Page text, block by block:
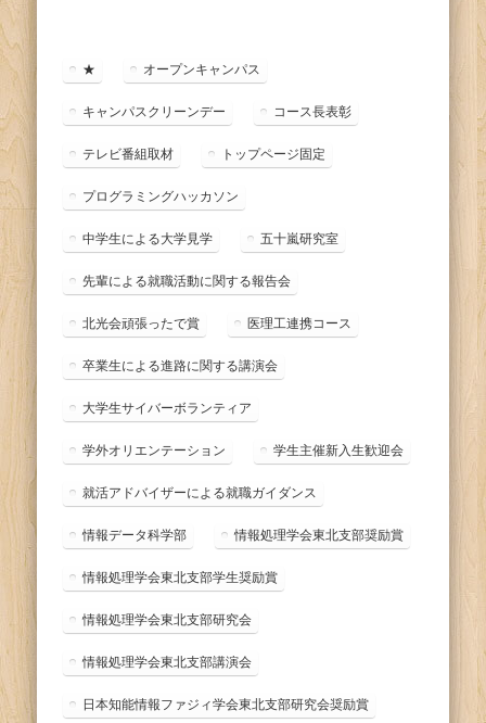
ー ★ オープンキャンパス
キャンパスクリーンデー コース長表彰
テレビ番組取材 トップページ固定
プログラミングハッカソン
中学生による大学見学 五十嵐研究室
先輩による就職活動に関する報告会
北光会頑張ったで賞 医理工連携コース
卒業生による進路に関する講演会
大学生サイバーボランティア
学外オリエンテーション 学生主催新入生歓迎会
就活アドバイザーによる就職ガイダンス
情報データ科学部 情報処理学会東北支部奨励賞
情報処理学会東北支部学生奨励賞
情報処理学会東北支部研究会
情報処理学会東北支部講演会
日本知能情報ファジィ学会東北支部研究会奨励賞